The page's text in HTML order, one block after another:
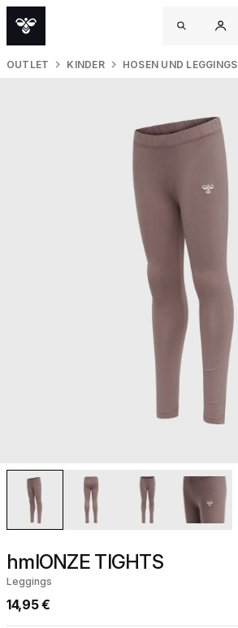
OUTLET KINDER HOSEN UND LEGGINGS
hmlONZE TIGHTS
Leggings
14,95 €